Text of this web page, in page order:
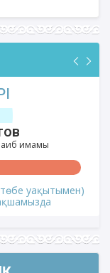
наиб имамы
уақытымен)